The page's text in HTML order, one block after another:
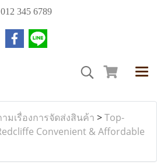
012 345 6789
มเรื่องการจัดส่งสินค้า >Top-
Convenient & Affordable